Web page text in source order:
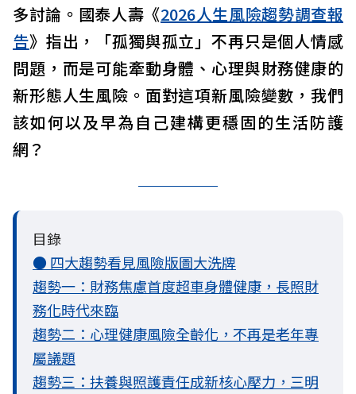
多討論。國泰人壽《2026人生風險趨勢調查報
告》指出，「孤獨與孤立」不再只是個人情感
問題，而是可能牽動身體、心理與財務健康的
新形態人生風險。面對這項新風險變數，我們
該如何以及早為自己建構更穩固的生活防護
網？
目錄
● 四大趨勢看見風險版圖大洗牌
趨勢一：財務焦慮首度超車身體健康，長照財
務化時代來臨
趨勢二：心理健康風險全齡化，不再是老年專
屬議題
趨勢三：扶養與照護責任成新核心壓力，三明